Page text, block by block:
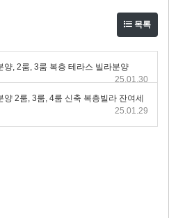
목록
양, 2룸, 3룸 복층 테라스 빌라분양
25.01.30
양 2룸, 3룸, 4룸 신축 복층빌라 잔여세
25.01.29